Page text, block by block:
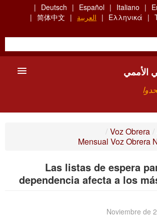
Italiano
Español
Deutsch
Ελληνικά العربية
简体中文
الأممي
/
Voz Obrera
/
Mensual Voz Obrera
Las listas de espera
dependencia afecta a los